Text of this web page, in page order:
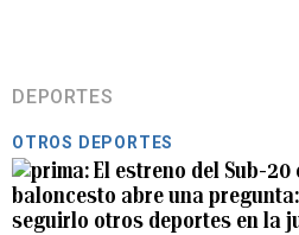
DEPORTES
OTROS DEPORTES
El estreno del Sub-20
baloncesto abre una
seguirlo otros deportes en la